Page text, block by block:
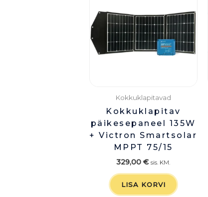
Kokkuklapitavad
Kokkuklapitav
päikesepaneel 135W
+ Victron Smartsolar
MPPT 75/15
329,00€ sis. KM.
LISA KORVI